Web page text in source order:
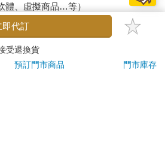
體、虛擬商品…等）
用品。（如：內衣褲、刮鬍刀、除毛
享有到貨7天的猶豫期（含例假
即代訂
受退換貨
預訂門市商品 門市庫存